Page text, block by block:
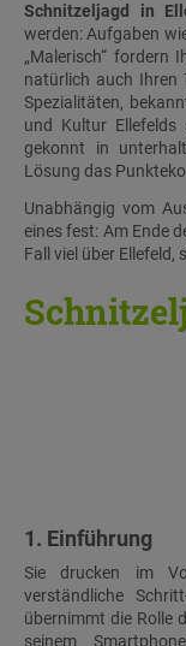
Schnitzeljagd in
werden: Aufgaben
„Malerisch“ fordern
natürlich auch Ihren
Spezialitäten,
und Kultur
gekonnt in
Lösung das
Unabhängig vom
eines fest: Am Ende
Fall viel über Ellefeld,
1. Einführung
Sie drucken im
verständliche
übernimmt die Rolle
seinem